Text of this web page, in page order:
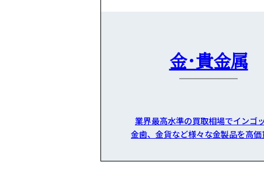
金・貴金属
業界最高水準の買取相場でインゴ
金歯、金貨など様々な金製品を高価